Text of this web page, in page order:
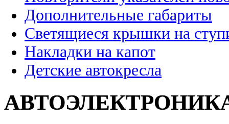
Дополнительные габариты
Светящиеся крышки на
Накладки на капот
Детские автокресла